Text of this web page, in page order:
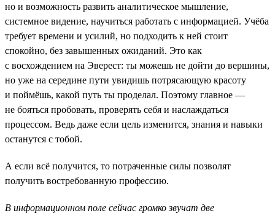
но и возможность развить аналитическое мышление,
системное видение, научиться работать с информацией. Учёба
требует времени и усилий, но подходить к ней стоит
спокойно, без завышенных ожиданий. Это как
с восхождением на Эверест: ты можешь не дойти до вершины,
но уже на середине пути увидишь потрясающую красоту
и поймёшь, какой путь ты проделал. Поэтому главное —
не бояться пробовать, проверять себя и наслаждаться
процессом. Ведь даже если цель изменится, знания и навыки
останутся с тобой.
А если всё получится, то потраченные силы позволят
получить востребованную профессию.
В информационном поле сейчас громко звучат две